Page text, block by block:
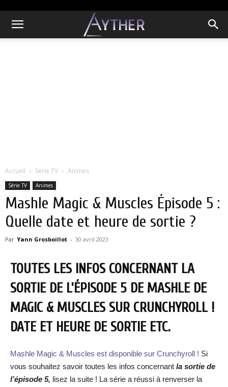
Accueil Série TV Animes
Série TV Animes
Mashle Magic & Muscles Épisode 5 :
Quelle date et heure de sortie ?
Par Yann Grosboillot - 30 avril 2023
TOUTES LES INFOS CONCERNANT LA
SORTIE DE L’ÉPISODE 5 DE MASHLE DE
MAGIC & MUSCLES SUR CRUNCHYROLL !
DATE ET HEURE DE SORTIE ETC.
Mashle Magic & Muscles est disponible sur Crunchyroll ! Si
vous souhaitez savoir toutes les infos concernant la sortie de
l’épisode 5, lisez la suite ! La série a réussi à renverser la